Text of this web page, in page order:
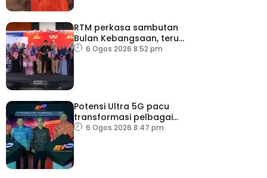
RTM perkasa sambutan
Bulan Kebangsaan, terus
dekati rakyat
6 Ogos 2026 8:52 pm
Potensi Ultra 5G pacu
transformasi pelbagai
sektor utama
6 Ogos 2026 8:47 pm